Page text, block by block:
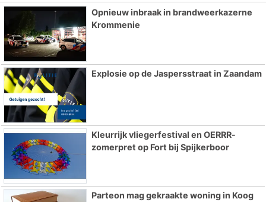
Opnieuw inbraak in brandweerkazerne
Krommenie
Explosie op de Jaspersstraat in Zaandam
Kleurrijk vliegerfestival en OERRR-
zomerpret op Fort bij Spijkerboor
Parteon mag gekraakte woning in Koog